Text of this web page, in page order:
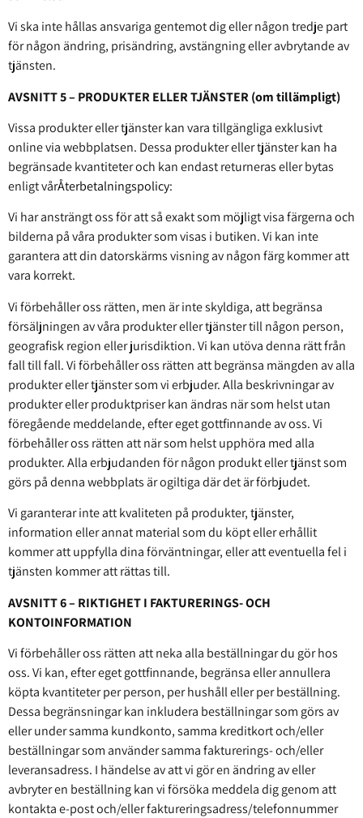
Vi ska inte hållas ansvariga gentemot dig eller någon tredje part
för någon ändring, prisändring, avstängning eller avbrytande av
tjänsten.
AVSNITT 5 – PRODUKTER ELLER TJÄNSTER (om tillämpligt)
Vissa produkter eller tjänster kan vara tillgängliga exklusivt
online via webbplatsen. Dessa produkter eller tjänster kan ha
begränsade kvantiteter och kan endast returneras eller bytas
enligt vårÅterbetalningspolicy:
Vi har ansträngt oss för att så exakt som möjligt visa färgerna och
bilderna på våra produkter som visas i butiken. Vi kan inte
garantera att din datorskärms visning av någon färg kommer att
vara korrekt.
Vi förbehåller oss rätten, men är inte skyldiga, att begränsa
försäljningen av våra produkter eller tjänster till någon person,
geografisk region eller jurisdiktion. Vi kan utöva denna rätt från
fall till fall. Vi förbehåller oss rätten att begränsa mängden av alla
produkter eller tjänster som vi erbjuder. Alla beskrivningar av
produkter eller produktpriser kan ändras när som helst utan
föregående meddelande, efter eget gottfinnande av oss. Vi
förbehåller oss rätten att när som helst upphöra med alla
produkter. Alla erbjudanden för någon produkt eller tjänst som
görs på denna webbplats är ogiltiga där det är förbjudet.
Vi garanterar inte att kvaliteten på produkter, tjänster,
information eller annat material som du köpt eller erhållit
kommer att uppfylla dina förväntningar, eller att eventuella fel i
tjänsten kommer att rättas till.
AVSNITT 6 – RIKTIGHET I FAKTURERINGS- OCH
KONTOINFORMATION
Vi förbehåller oss rätten att neka alla beställningar du gör hos
oss. Vi kan, efter eget gottfinnande, begränsa eller annullera
köpta kvantiteter per person, per hushåll eller per beställning.
Dessa begränsningar kan inkludera beställningar som görs av
eller under samma kundkonto, samma kreditkort och/eller
beställningar som använder samma fakturerings- och/eller
leveransadress. I händelse av att vi gör en ändring av eller
avbryter en beställning kan vi försöka meddela dig genom att
kontakta e-post och/eller faktureringsadress/telefonnummer